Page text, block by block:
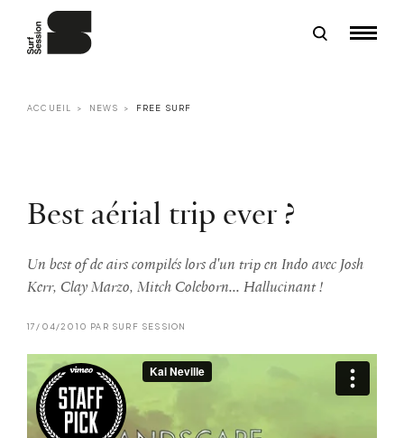
ACCUEIL NEWS FREE SURF
Best aérial trip ever ?
Un best of de airs compilés lors d'un trip en Indo avec Josh
Kerr, Clay Marzo, Mitch Coleborn... Hallucinant !
17/04/2010 PAR SURF SESSION